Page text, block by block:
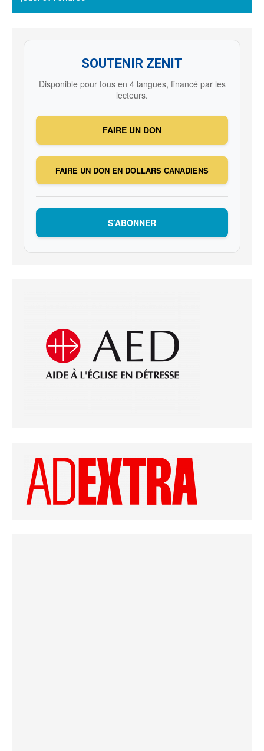
SOUTENIR ZENIT
Disponible pour tous en 4 langues, financé par les
lecteurs.
FAIRE UN DON
FAIRE UN DON EN DOLLARS CANADIENS
S’ABONNER